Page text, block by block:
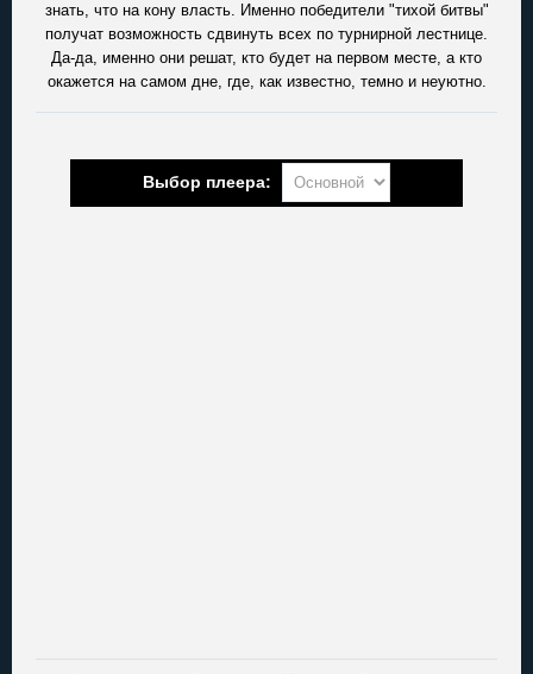
знать, что на кону власть. Именно победители "тихой битвы"
получат возможность сдвинуть всех по турнирной лестнице.
Да-да, именно они решат, кто будет на первом месте, а кто
окажется на самом дне, где, как известно, темно и неуютно.
Выбор плеера: